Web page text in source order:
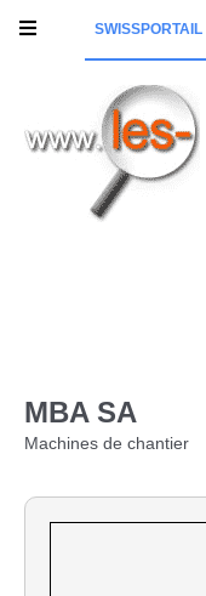
SWISSPORTAIL
MBA SA
Machines de chantier